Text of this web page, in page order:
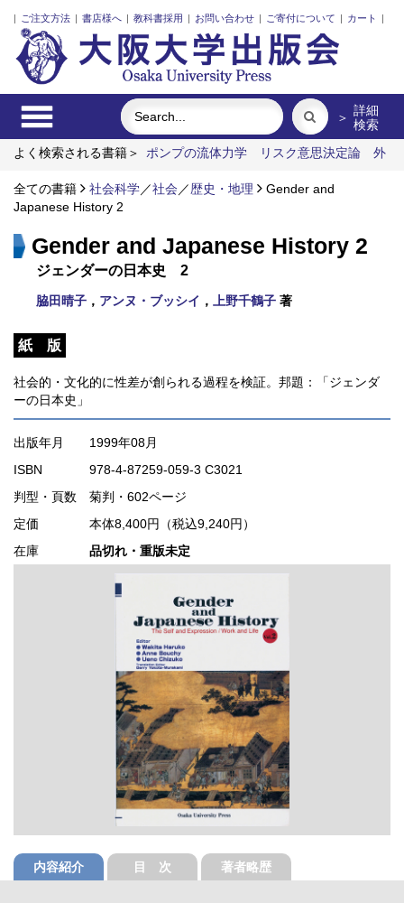
| ご注文方法 | 書店様へ | 教科書採用 | お問い合わせ | ご寄付について | カート |
＞ 詳細
検索
よく検索される書籍＞
ポンプの流体力学 リスク意思決定論
外
電池要素材料・水素貯蔵材料の知的設計
三人の藤野先生、その
生涯と交流
全ての書籍 社会科学／社会 ／歴史・地理
Gender and
Japanese History 2
Gender and Japanese History 2
ジェンダーの日本史 2
脇田晴子 ， アンヌ・ブッシイ ， 上野千鶴子 著
紙 版
社会的・文化的に性差が創られる過程を検証。邦題：「ジェンダ
ーの日本史」
出版年月
1999年08月
ISBN
978-4-87259-059-3 C3021
判型・頁数 菊判・602ページ
定価
本体8,400円（税込9,240円）
在庫
品切れ・重版未定
内容紹介 目 次 著者略歴